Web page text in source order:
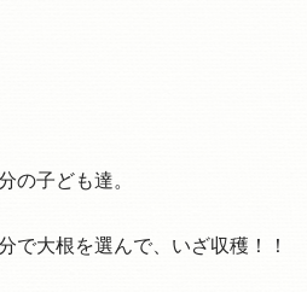
の子ども達。
で大根を選んで、いざ収穫！！